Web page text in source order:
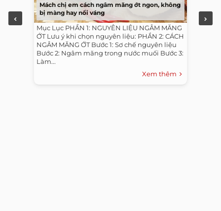
Mách chị em cách ngâm măng ớt ngon, không
bị màng hay nổi váng
Mục Lục PHẦN 1: NGUYÊN LIỆU NGÂM MĂNG
ỚT Lưu ý khi chọn nguyên liệu: PHẦN 2: CÁCH
NGÂM MĂNG ỚT Bước 1: Sơ chế nguyên liệu
Bước 2: Ngâm măng trong nước muối Bước 3:
Làm...
Xem thêm